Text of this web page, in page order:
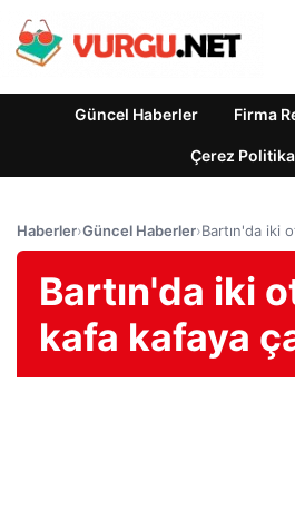
Güncel Haberler Firma
Çerez
Haberler›Güncel Haberler›Bartın'da iki
Bartın'da iki
kafa kafaya